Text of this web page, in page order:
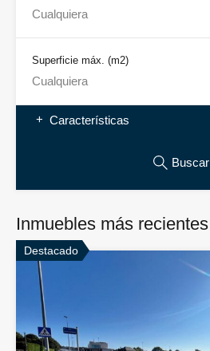
Superficie máx. (m2)
Características
Buscar
Inmuebles más recientes
Destacado